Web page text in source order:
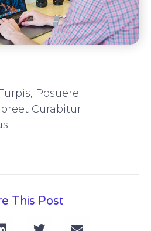
Posuere
Curabitur
This Post